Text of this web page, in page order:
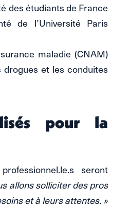
des étudiants de France
de l’Université Paris
maladie (CNAM)
et les conduites
pour la
seront
allons solliciter des pros
et à leurs attentes. »